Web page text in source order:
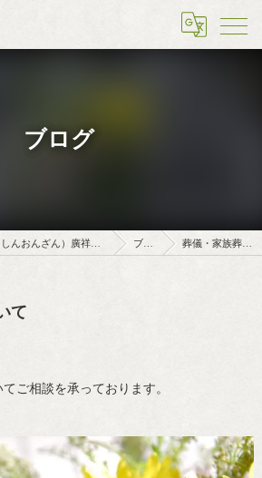
ブログ
岡崎市の葬儀は深恩山（しんおんざん）廣祥院（こうしょういん） ブログ 葬儀・家族葬について
て
ご相談を承っております。